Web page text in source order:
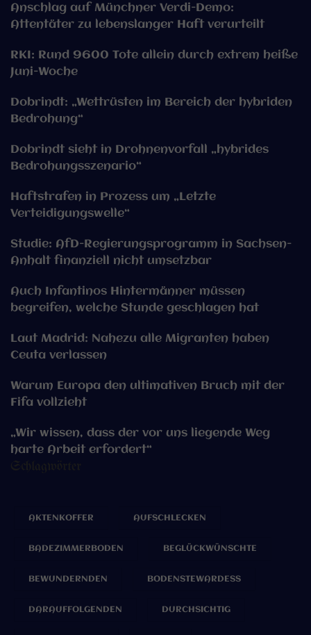
Anschlag auf Münchner Verdi-Demo:
Attentäter zu lebenslanger Haft verurteilt
RKI: Rund 9600 Tote allein durch extrem heiße
Juni-Woche
Dobrindt: „Wettrüsten im Bereich der hybriden
Bedrohung“
Dobrindt sieht in Drohnenvorfall „hybrides
Bedrohungsszenario“
Haftstrafen in Prozess um „Letzte
Verteidigungswelle“
Studie: AfD-Regierungsprogramm in Sachsen-
Anhalt finanziell nicht umsetzbar
Auch Infantinos Hintermänner müssen
begreifen, welche Stunde geschlagen hat
Laut Madrid: Nahezu alle Migranten haben
Ceuta verlassen
Warum Europa den ultimativen Bruch mit der
Fifa vollzieht
„Wir wissen, dass der vor uns liegende Weg
harte Arbeit erfordert“
AKTENKOFFER AUFSCHLECKEN
BADEZIMMERBODEN BEGLÜCKWÜNSCHTE
BEWUNDERNDEN BODENSTEWARDESS
DARAUFFOLGENDEN DURCHSICHTIG